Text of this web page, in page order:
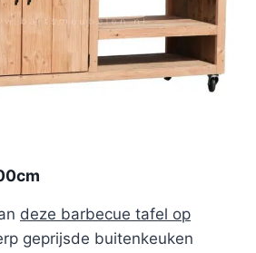
deze barbecue tafel op
geprijsde buitenkeuken